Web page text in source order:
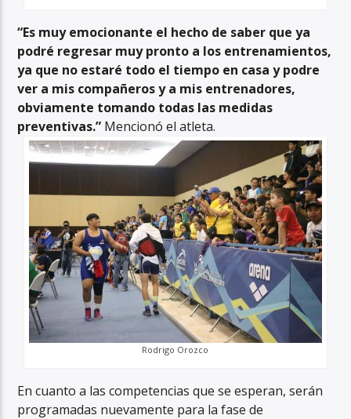
“Es muy emocionante el hecho de saber que ya
podré regresar muy pronto a los entrenamientos,
ya que no estaré todo el tiempo en casa y podre
ver a mis compañeros y a mis entrenadores,
obviamente tomando todas las medidas
preventivas.” Mencionó el atleta.
Rodrigo Orozco
En cuanto a las competencias que se esperan, serán
programadas nuevamente para la fase de